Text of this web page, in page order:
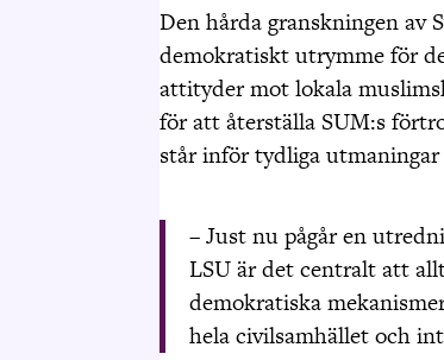
Den hårda granskningen av
demokratiskt utrymme för
attityder mot lokala
för att återställa SUM:s
står inför tydliga
– Just nu pågår en
LSU är det centralt att
demokratiska
hela civilsamhället och